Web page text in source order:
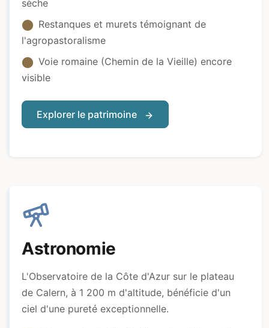
sèche
Restanques et murets témoignant de
l'agropastoralisme
Voie romaine (Chemin de la Vieille) encore
visible
Explorer le patrimoine
Astronomie
L'Observatoire de la Côte d'Azur sur le plateau
de Calern, à 1 200 m d'altitude, bénéficie d'un
ciel d'une pureté exceptionnelle.